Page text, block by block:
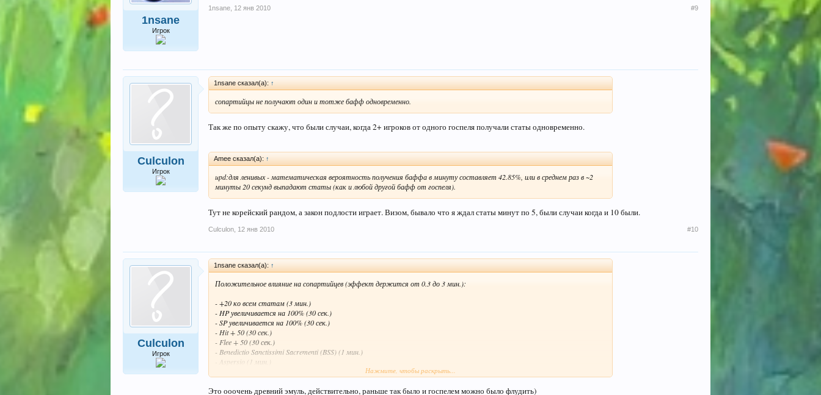
1nsane
Игрок
1nsane 12 янв 2010 #9
Culculon
Игрок
1nsane сказал(а): ↑
сопартийцы не получают один и тотже бафф одновременно.
Так же по опыту скажу, что были случаи, когда 2+ игроков от одного госпеля получали статы одновременно.
Amee сказал(а): ↑
upd:для ленивых - математическая вероятность получения баффа в минуту составляет 42.85%, или в среднем раз в ~2
минуты 20 секунд выпадают статы (как и любой другой бафф от госпеля).
Тут не корейский рандом, а закон подлости играет. Визом, бывало что я ждал статы минут по 5, были случаи когда и 10 были.
Culculon 12 янв 2010 #10
Culculon
Игрок
1nsane сказал(а): ↑
Положительное влияние на сопартийцев (эффект держится от 0.3 до 3 мин.):
- +20 ко всем статам (3 мин.)
- HP увеличивается на 100% (30 сек.)
- SP увеличивается на 100% (30 сек.)
- Hit + 50 (30 сек.)
- Flee + 50 (30 сек.)
- Benedictio Sanctissimi Sacrementi (BSS) (1 мин.)
- Aspersio (1 мин.)
- это по одному источнику
Нажмите, чтобы раскрыть...
Это ооочень древний эмуль, действительно, раньше так было и госпелем можно было флудить)